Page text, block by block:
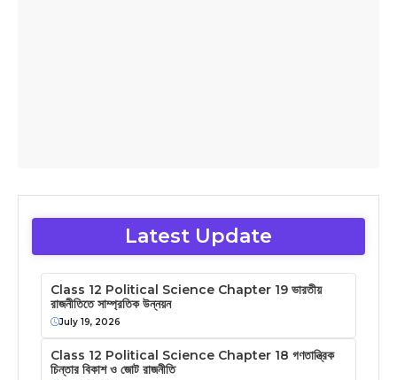
Latest Update
Class 12 Political Science Chapter 19 ভারতীয়
রাজনীতিতে সাম্প্রতিক উন্নয়ন
July 19, 2026
Class 12 Political Science Chapter 18 গণতান্ত্রিক
চিন্তার বিকাশ ও জোট রাজনীতি